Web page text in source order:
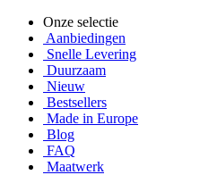
Onze selectie
Aanbiedingen
Snelle Levering
Duurzaam
Nieuw
Bestsellers
Made in Europe
Blog
FAQ
Maatwerk